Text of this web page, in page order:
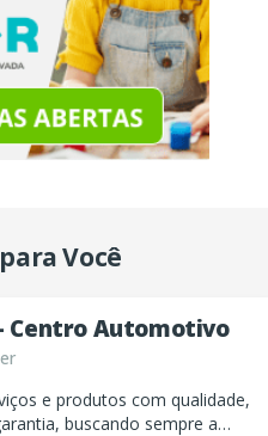
Você
Centro Automotivo
e produtos com qualidade,
buscando sempre a